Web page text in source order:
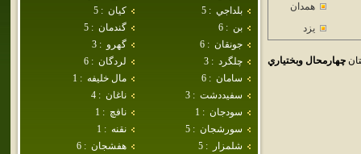
بلداجي :
5 كيان :
5
بن :
6 گندمان :
5
جونقان :
6 گهرو :
3
چلگرد :
3 لردگان :
6
سامان :
6 مال خليفه :
1
سفيددشت :
3 ناغان :
4
سودجان :
1 نافچ :
1
سورشجان :
5 نقنه :
1
شلمزار
:
5 هفشجان :
6
همدان
يزد
چهارمحال وبختياري